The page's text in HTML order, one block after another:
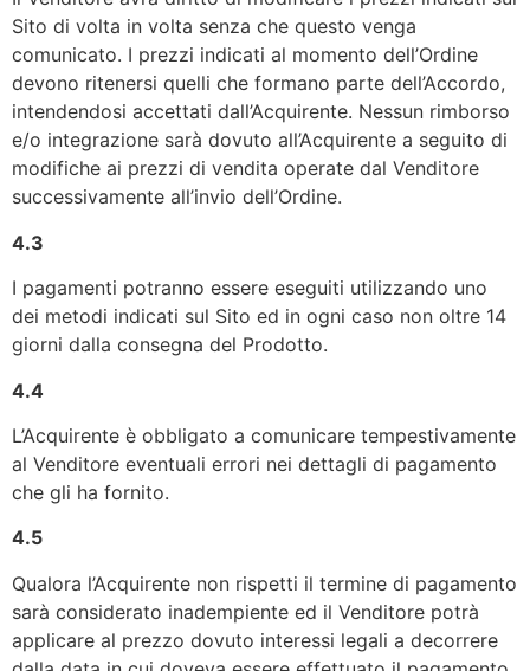
Sito di volta in volta senza che questo venga
comunicato. I prezzi indicati al momento dell’Ordine
devono ritenersi quelli che formano parte dell’Accordo,
intendendosi accettati dall’Acquirente. Nessun rimborso
e/o integrazione sarà dovuto all’Acquirente a seguito di
modifiche ai prezzi di vendita operate dal Venditore
successivamente all’invio dell’Ordine.
4.3
I pagamenti potranno essere eseguiti utilizzando uno
dei metodi indicati sul Sito ed in ogni caso non oltre 14
giorni dalla consegna del Prodotto.
4.4
L’Acquirente è obbligato a comunicare tempestivamente
al Venditore eventuali errori nei dettagli di pagamento
che gli ha fornito.
4.5
Qualora l’Acquirente non rispetti il termine di pagamento
sarà considerato inadempiente ed il Venditore potrà
applicare al prezzo dovuto interessi legali a decorrere